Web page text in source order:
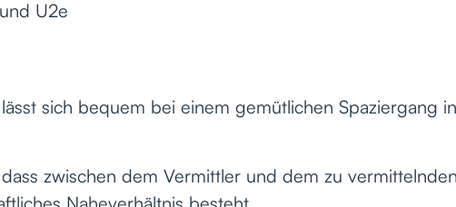
U2e
sich bequem bei einem gemütlichen Spaziergang
zwischen dem Vermittler und dem zu